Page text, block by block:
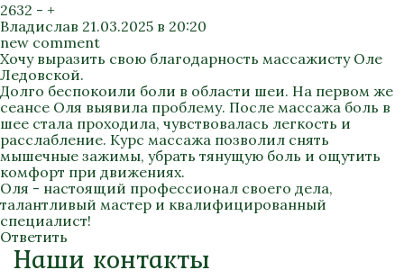
2632 - +
Владислав 21.03.2025 в 20:20
new comment
Хочу выразить свою благодарность массажисту Оле
Ледовской.
Долго беспокоили боли в области шеи. На первом же
сеансе Оля выявила проблему. После массажа боль в
шее стала проходила, чувствовалась легкость и
расслабление. Курс массажа позволил снять
мышечные зажимы, убрать тянущую боль и ощутить
комфорт при движениях.
Оля - настоящий профессионал своего дела,
талантливый мастер и квалифицированный
специалист!
Ответить
Наши контакты